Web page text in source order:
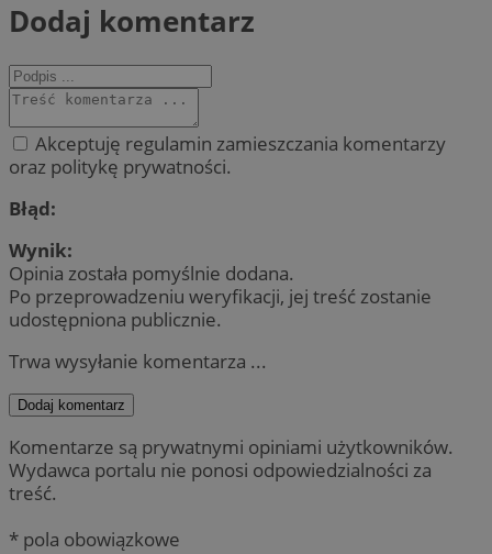
Dodaj komentarz
Akceptuję regulamin zamieszczania komentarzy
oraz politykę prywatności.
Błąd:
Wynik:
Opinia została pomyślnie dodana.
Po przeprowadzeniu weryfikacji, jej treść zostanie
udostępniona publicznie.
Trwa wysyłanie komentarza ...
Dodaj komentarz
Komentarze są prywatnymi opiniami użytkowników.
Wydawca portalu nie ponosi odpowiedzialności za
treść.
* pola obowiązkowe